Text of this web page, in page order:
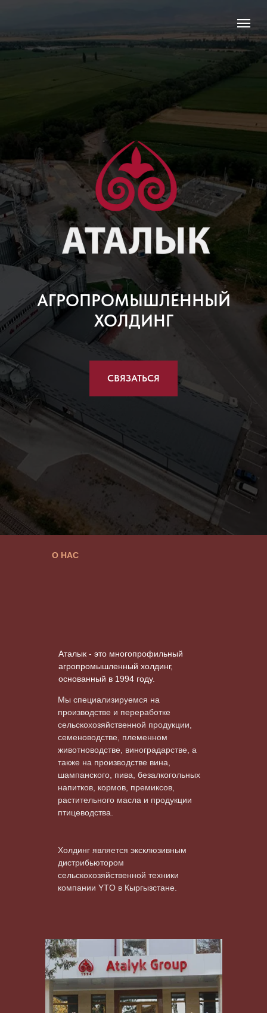
АГРОПРОМЫШЛЕННЫЙ
ХОЛДИНГ
СВЯЗАТЬСЯ
О НАС
Аталык - это многопрофильный
агропромышленный холдинг,
основанный в 1994 году.
Мы специализируемся на
производстве и переработке
сельскохозяйственной продукции,
семеноводстве, племенном
животноводстве, виноградарстве, а
также на производстве вина,
шампанского, пива, безалкогольных
напитков, кормов, премиксов,
растительного масла и продукции
птицеводства.
Холдинг является эксклюзивным
дистрибьютором
сельскохозяйственной техники
компании YTO в Кыргызстане.